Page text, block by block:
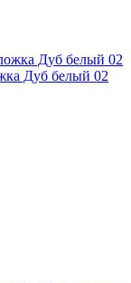
Дуб белый 02